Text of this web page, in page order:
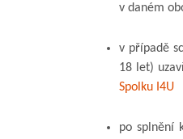
v daném
v případě
18 let)
Spolku I4U
po splnění